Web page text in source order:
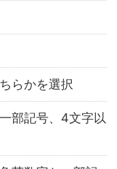
らかを選択
部記号、4文字以